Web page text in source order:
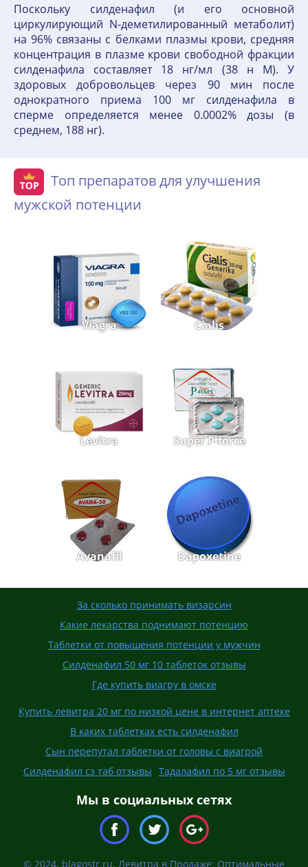
Поскольку силденафил (и его основной
циркулирующий N-деметилированный метаболит)
на 96% связаны с белками плазмы крови, средняя
концентрация в плазме крови свободной фракции
силденафила составляет 18 нг/мл (38 н М). У
здоровых добровольцев через 90 мин после
однократного приема 100 мг силденафила в
сперме определяется менее 0.0002% дозы (в
среднем, 188 нг).
Топ препаратов для улучшения
мужской потенции
Viagra Cialis
Levitra Super P-force
Avanafil Dapoxetine
За сколько принимать визарсин
Какие лекарства поднимают потенцию
Таблетки от повышения потенции у мужчин
Силденафил 50 мг 10 таблеток отзывы
Где купить виагру в омске
Купить левитра 20 мг по низкой цене в интернет аптеке
В каких таблетках есть силденафил
Сын перепутал таблетки от головы с виагрой
Силденафил сз таб отзывы Тадалафил по 5 мг отзывы
Мы в социальных сетях
© 2024. blagostr.ru. Левитра в Продаже: Оптимальные